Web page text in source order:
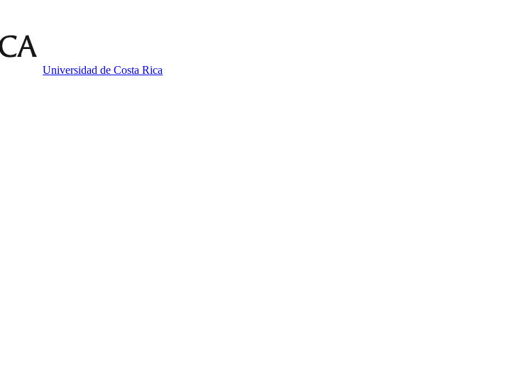
Universidad de Costa Rica